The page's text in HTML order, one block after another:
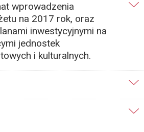
wprowadzenia
na 2017 rok, oraz
inwestycyjnymi na
jednostek
i kulturalnych.